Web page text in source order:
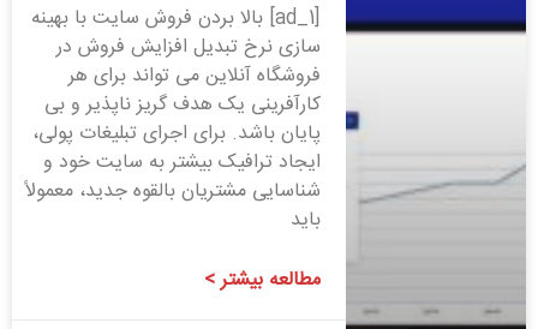
[ad_1] بالا بردن فروش سایت با بهینه
سازی نرخ تبدیل افزایش فروش در
فروشگاه آنلاین می تواند برای هر
کارآفرینی یک هدف گریز ناپذیر و بی
پایان باشد. برای اجرای تبلیغات پولی،
ایجاد ترافیک بیشتر به سایت خود و
شناسایی مشتریان بالقوه جدید، معمولاً
باید
مطالعه بیشتر >